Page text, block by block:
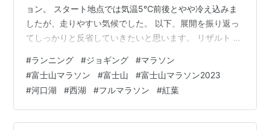
ョン。 スタート地点では気温5℃前後とやや冷え込みま
したが、走りやすい気候でした。 以下、展開を振り返っ
てしっかりと反省していきたいと思います。 リザルト 展
激坂でペースダウン 終盤｜粘りと完走の喜び 総評 関連
リンク リザルト 展開 序盤｜前半は順調、しかし疲労が
抜けきらず… スタートは整列ギリギリにブロックに向か
いましたがまだ人も少なくまさかの先頭から3列目に整
列。 号砲後3秒でスタートラインを通過してスタート後
#ランニング #ジョギング #マラソン
#富士山マラソン #富士山 #富士山マラソン2023
#河口湖 #西湖 #フルマラソン #紅葉